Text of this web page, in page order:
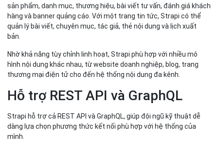
sản phẩm, danh mục, thương hiệu, bài viết tư vấn, đánh giá khách
hàng và banner quảng cáo. Với một trang tin tức, Strapi có thể
quản lý bài viết, chuyên mục, tác giả, thẻ nội dung và lịch xuất
bản.
Nhờ khả năng tùy chỉnh linh hoạt, Strapi phù hợp với nhiều mô
hình nội dung khác nhau, từ website doanh nghiệp, blog, trang
thương mại điện tử cho đến hệ thống nội dung đa kênh.
Hỗ trợ REST API và GraphQL
Strapi hỗ trợ cả REST API và GraphQL, giúp đội ngũ kỹ thuật dễ
dàng lựa chọn phương thức kết nối phù hợp với hệ thống của
mình.